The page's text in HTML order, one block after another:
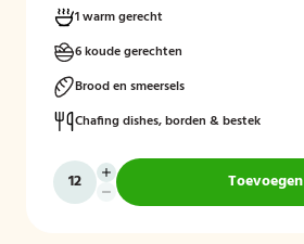
1 warm gerecht
6 koude gerechten
Brood en smeersels
Chafing dishes, borden & bestek
Toevoegen